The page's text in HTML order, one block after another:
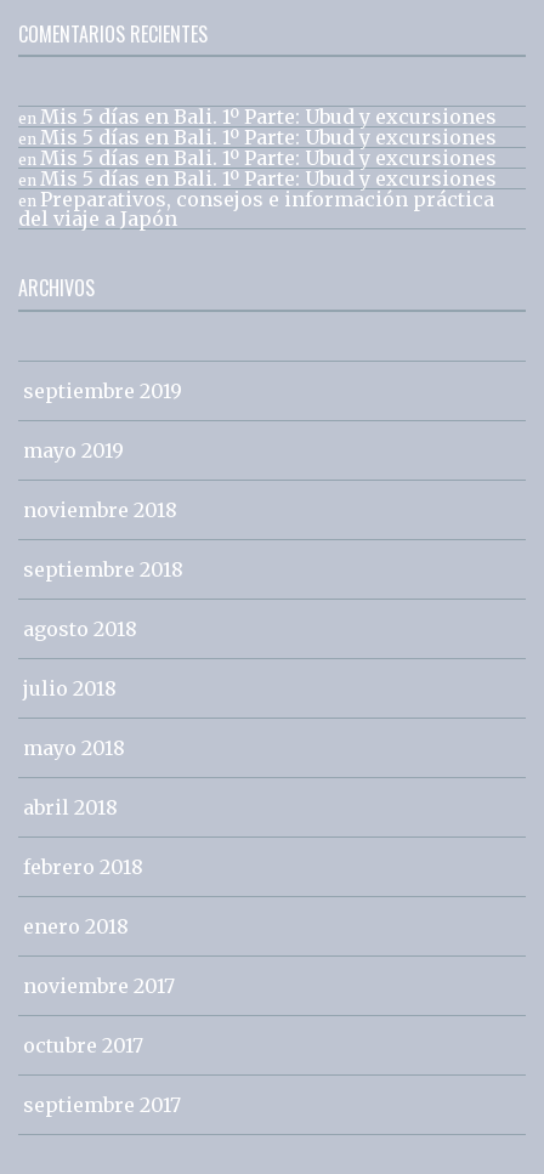
COMENTARIOS RECIENTES
en Mis 5 días en Bali. 1º Parte: Ubud y excursiones
en Mis 5 días en Bali. 1º Parte: Ubud y excursiones
en Mis 5 días en Bali. 1º Parte: Ubud y excursiones
en Mis 5 días en Bali. 1º Parte: Ubud y excursiones
en Preparativos, consejos e información práctica
del viaje a Japón
ARCHIVOS
septiembre 2019
mayo 2019
noviembre 2018
septiembre 2018
agosto 2018
julio 2018
mayo 2018
abril 2018
febrero 2018
enero 2018
noviembre 2017
octubre 2017
septiembre 2017